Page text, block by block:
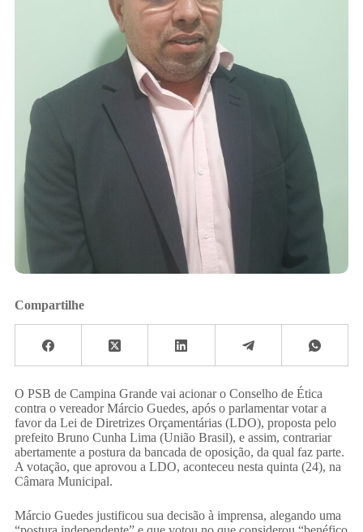
Compartilhe
O PSB de Campina Grande vai acionar o Conselho de Ética
contra o vereador Márcio Guedes, após o parlamentar votar a
favor da Lei de Diretrizes Orçamentárias (LDO), proposta pelo
prefeito Bruno Cunha Lima (União Brasil), e assim, contrariar
abertamente a postura da bancada de oposição, da qual faz parte.
A votação, que aprovou a LDO, aconteceu nesta quinta (24), na
Câmara Municipal.
Márcio Guedes justificou sua decisão à imprensa, alegando uma